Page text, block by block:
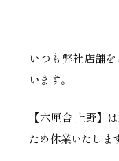
いつも弊社店舗
います。
【六厘舎 上野】
ため休業いたしま